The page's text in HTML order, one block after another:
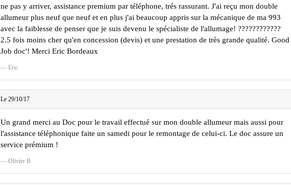
ne pas y arriver, assistance premium par téléphone, trés rassurant. J'ai reçu mon double
allumeur plus neuf que neuf et en plus j'ai beaucoup appris sur la mécanique de ma 993
avec la faiblesse de penser que je suis devenu le spécialiste de l'allumage! ????????????
2.5 fois moins cher qu'en concession (devis) et une prestation de très grande qualité. Good
Job doc'! Merci Eric Bordeaux
Eric
Le 29/10/17
Un grand merci au Doc pour le travail effectué sur mon double allumeur mais aussi pour
l'assistance téléphonique faite un samedi pour le remontage de celui-ci. Le doc assure un
service prémium !
Olivier B